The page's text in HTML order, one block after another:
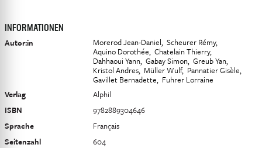
INFORMATIONEN
Autor:in Morerod Jean-Daniel Scheurer Rémy
Aquino Dorothée Chatelain Thierry
Dahhaoui Yann Gabay Simon Greub Yan
Kristol Andres Müller Wulf Pannatier Gisèle
Gavillet Bernadette Fuhrer Lorraine
Verlag
Alphil
ISBN
9782889304646
Sprache
Français
Seitenzahl
604